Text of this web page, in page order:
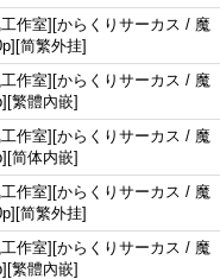
作室][からくりサーカス / 魔
简繁外挂]
作室][からくりサーカス / 魔
繁體內嵌]
作室][からくりサーカス / 魔
简体内嵌]
作室][からくりサーカス / 魔
简繁外挂]
作室][からくりサーカス / 魔
繁體內嵌]